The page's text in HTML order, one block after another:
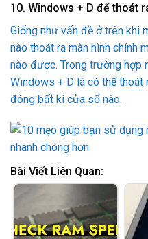
10. Windows + D để thoát
Giống như vấn đề ở trên khi
nào thoát ra màn hình chính
nào được. Trong trường hợp
Windows + D là có thể thoát
đóng bất kì cửa sổ nào.
Bài Viết Liên Quan: